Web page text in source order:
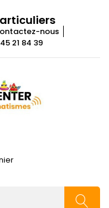
nous
21 84 39